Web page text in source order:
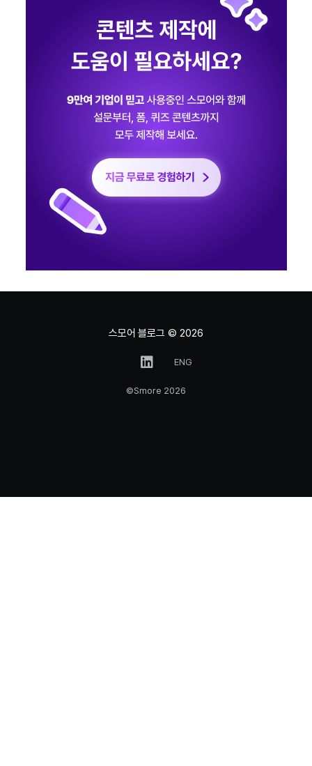
스모어 블로그 © 2026
ENG
©Smore 2026